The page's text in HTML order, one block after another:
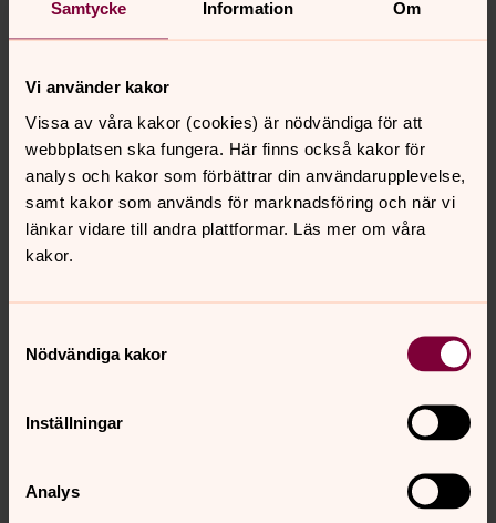
Samtycke Information Om
Vi använder kakor
Vissa av våra kakor (cookies) är nödvändiga för att
webbplatsen ska fungera. Här finns också kakor för
analys och kakor som förbättrar din användarupplevelse,
samt kakor som används för marknadsföring och när vi
länkar vidare till andra plattformar. Läs mer om våra
kakor.
Nödvändiga kakor
Inställningar
Analys